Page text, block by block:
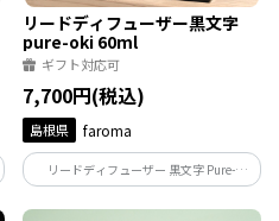
リードディフューザー黒文字
pure-oki 60ml
ギフト対応可
7,700円(税込)
島根県 faroma
リードディフューザー 黒文字 Pure-
oki（隠岐の小枝と森のトレイ付き）